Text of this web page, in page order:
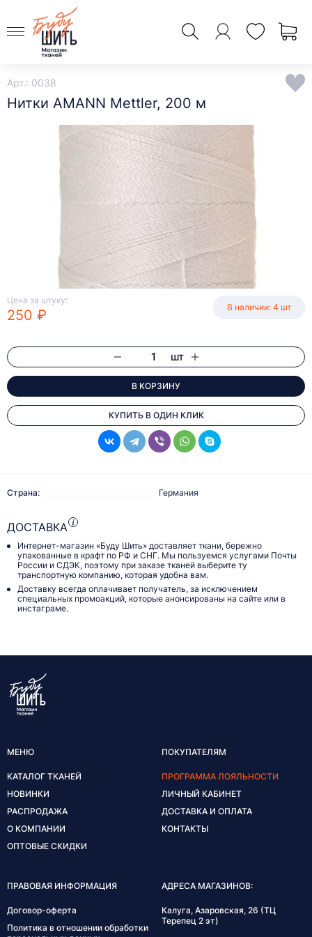
Арт.: 0038
Нитки AMANN Mettler, 200 м
Цена за штуку:
250 ₽ В наличии: 4 шт
шт
В КОРЗИНУ
КУПИТЬ В ОДИН КЛИК
Страна: Германия
ДОСТАВКА
Интернет-магазин «Буду Шить» доставляет ткани, бережно
упакованные в крафт по РФ и СНГ. Мы пользуемся услугами Почты
России и СДЭК, поэтому при заказе тканей выберите ту
транспортную компанию, которая удобна вам.
Доставку всегда оплачивает получатель, за исключением
специальных промоакций, которые анонсированы на сайте или в
инстаграме.
МЕНЮ
КАТАЛОГ ТКАНЕЙ
НОВИНКИ
РАСПРОДАЖА
О КОМПАНИИ
ОПТОВЫЕ СКИДКИ
ПОКУПАТЕЛЯМ
ПРОГРАММА ЛОЯЛЬНОСТИ
ЛИЧНЫЙ КАБИНЕТ
ДОСТАВКА И ОПЛАТА
КОНТАКТЫ
ПРАВОВАЯ ИНФОРМАЦИЯ
Договор-оферта
Политика в отношении обработки
АДРЕСА МАГАЗИНОВ:
Калуга, Азаровская, 26 (ТЦ
Терепец 2 эт)